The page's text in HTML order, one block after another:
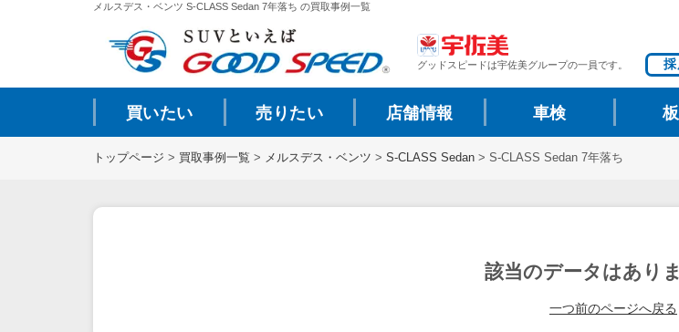
メルスデス・ベンツ S-CLASS Sedan 7年落ち の買取事例一覧
グッドスピードは宇佐美グループの一員です。 採
買いたい 売りたい 店舗情報 車検
トップページ > 買取事例一覧 > メルスデス・ベンツ > S-CLASS Sedan > S-CLASS Sedan 7年落ち
該当のデータはあり
一つ前のページへ戻る